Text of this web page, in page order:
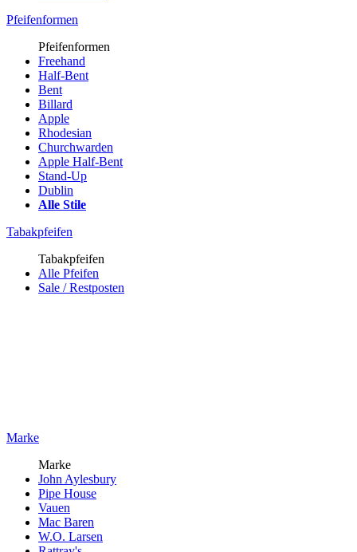
Pfeifenformen
Pfeifenformen
Freehand
Half-Bent
Bent
Billard
Apple
Rhodesian
Churchwarden
Apple Half-Bent
Stand-Up
Dublin
Alle Stile
Tabakpfeifen
Tabakpfeifen
Alle Pfeifen
Sale / Restposten
Marke
Marke
John Aylesbury
Pipe House
Vauen
Mac Baren
W.O. Larsen